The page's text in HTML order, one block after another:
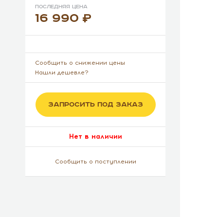
Последняя цена
16 990
Сообщить о снижении цены
Нашли дешевле?
ЗАПРОСИТЬ ПОД ЗАКАЗ
Нет в наличии
Сообщить о поступлении